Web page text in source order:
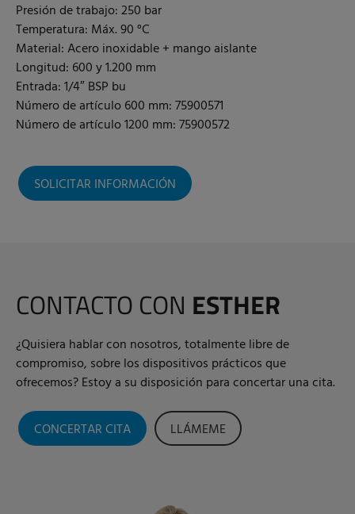
Presión de trabajo: 250 bar
Temperatura: Máx. 90 °C
Material: Acero inoxidable + mango aislante
Longitud: 600 y 1.200 mm
Entrada: 1/4″ BSP bu
Número de artículo 600 mm: 75900571
Número de artículo 1200 mm: 75900572
SOLICITAR INFORMACIÓN
CONTACTO CON ESTHER
¿Quisiera hablar con nosotros, totalmente libre de
compromiso, sobre los dispositivos prácticos que
ofrecemos? Estoy a su disposición para concertar una cita.
CONCERTAR CITA LLÁMEME